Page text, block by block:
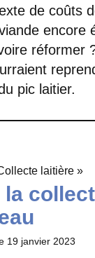
de coûts
encore
réformer
pic laitier.
laitière »
la
19 janvier 2023